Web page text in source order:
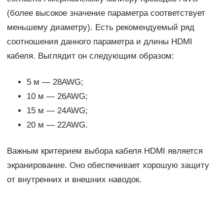
(более высокое значение параметра соответствует
меньшему диаметру). Есть рекомендуемый ряд
соотношения данного параметра и длины HDMI
кабеля. Выглядит он следующим образом:
5 м — 28AWG;
10 м — 26AWG;
15 м — 24AWG;
20 м — 22AWG.
Важным критерием выбора кабеля HDMI является
экранирование. Оно обеспечивает хорошую защиту
от внутренних и внешних наводок.